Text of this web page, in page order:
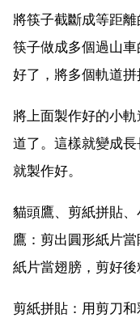
將筷子截斷成等距
筷子做成多個過山
好了，將多個軌道拼
將上面製作好的小
道了。這樣就變成
就製作好。
貓頭鷹、剪紙拼貼
鷹：剪出圓形紙片
紙片當翅膀，剪好後
剪紙拼貼：用剪刀